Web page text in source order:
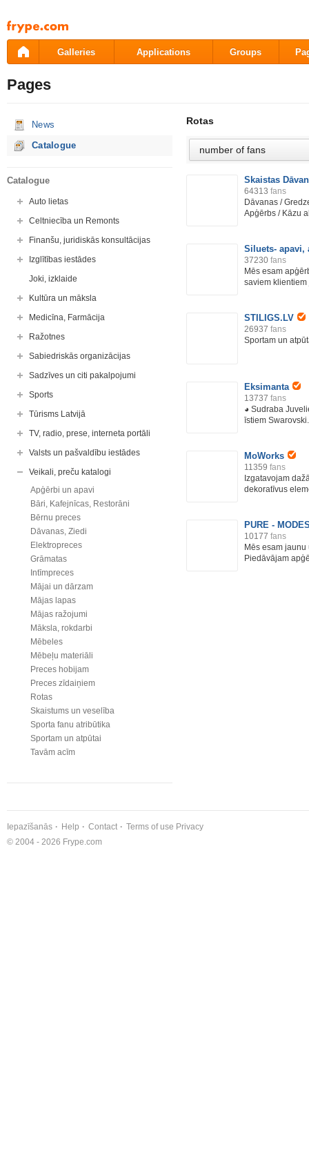
Pāriet
uz
saturu
Galleries Applications Groups
Pages
News
Catalogue
Catalogue
Auto lietas
Celtniecība un Remonts
Finanšu, juridiskās konsultācijas
Izglītības iestādes
Joki, izklaide
Kultūra un māksla
Medicīna, Farmācija
Ražotnes
Sabiedriskās organizācijas
Sadzīves un citi pakalpojumi
Sports
Tūrisms Latvijā
TV, radio, prese, interneta portāli
Valsts un pašvaldību iestādes
Veikali, preču katalogi
Apģērbi un apavi
Bāri, Kafejnīcas, Restorāni
Bērnu preces
Dāvanas, Ziedi
Elektropreces
Grāmatas
Intīmpreces
Mājai un dārzam
Mājas lapas
Mājas ražojumi
Māksla, rokdarbi
Mēbeles
Mēbeļu materiāli
Preces hobijam
Preces zīdaiņiem
Rotas
Skaistums un veselība
Sporta fanu atribūtika
Sportam un atpūtai
Tavām acīm
Rotas
Skaistas
64313 fans
Dāvanas /
Apģērbs / Kāzu
Siluets- apavi,
37230 fans
Mēs esam
saviem klientiem
STILIGS.LV
26937 fans
Sportam un
Eksimanta
13737 fans
◕ Sudraba
īstiem
MoWorks
11359 fans
Izgatavojam
dekoratīvus
PURE -
10177 fans
Mēs esam
Piedāvājam
Iepazīšanās Help Contact Terms of use Privacy
© 2004 - 2026 Frype.com